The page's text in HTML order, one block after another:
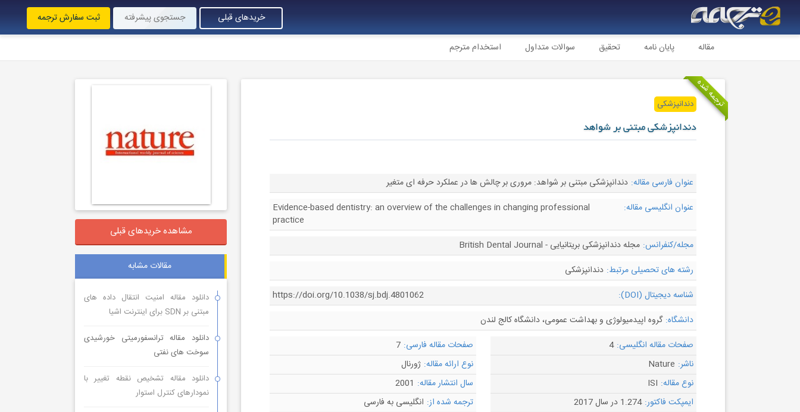
خریدهای قبلی جستجوی پیشرفته ثبت سفارش ترجمه
مقاله پایان نامه تحقیق سوالات متداول استخدام مترجم
ترجمه شدهدندانپزشکی
دندانپزشکی مبتنی بر شواهد
عنوان فارسی مقاله: دندانپزشکی مبتنی بر شواهد: مروری بر چالش ها در عملکرد حرفه ای متغیر
عنوان انگلیسی مقاله:
Evidence-based dentistry: an overview of the challenges in changing professional
practice
مجله/کنفرانس: مجله دندانپزشکی بریتانیایی - British Dental Journal
رشته های تحصیلی مرتبط: دندانپزشکی
شناسه دیجیتال (DOI):
https://doi.org/10.1038/sj.bdj.4801062
دانشگاه: گروه اپیدمیولوژی و بهداشت عمومی، دانشگاه کالج لندن
صفحات مقاله انگلیسی: 4 صفحات مقاله فارسی: 7
ناشر: Nature نوع ارائه مقاله: ژورنال
نوع مقاله: ISI سال انتشار مقاله: 2001
ایمپکت فاکتور: 1.274 در سال 2017 ترجمه شده از: انگلیسی به فارسی
مشاهده خریدهای قبلی
مقالات مشابه
دانلود مقاله امنیت انتقال داده های
مبتنی بر SDN برای اینترنت اشیا
دانلود مقاله ترانسفورمیتی خورشیدی
سوخت های نفتی
دانلود مقاله تشخیص نقطه تغییر با
نمودارهای کنترل استوار